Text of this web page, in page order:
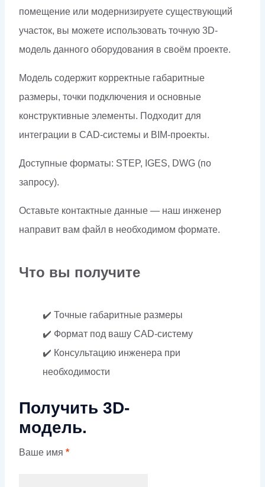
помещение или модернизируете существующий
участок, вы можете использовать точную 3D-
модель данного оборудования в своём проекте.
Модель содержит корректные габаритные
размеры, точки подключения и основные
конструктивные элементы. Подходит для
интеграции в CAD-системы и BIM-проекты.
Доступные форматы: STEP, IGES, DWG (по
запросу).
Оставьте контактные данные — наш инженер
направит вам файл в необходимом формате.
Что вы получите
✔️ Точные габаритные размеры
✔️ Формат под вашу CAD-систему
✔️ Консультацию инженера при
необходимости
Получить 3D-
модель.
Ваше имя *